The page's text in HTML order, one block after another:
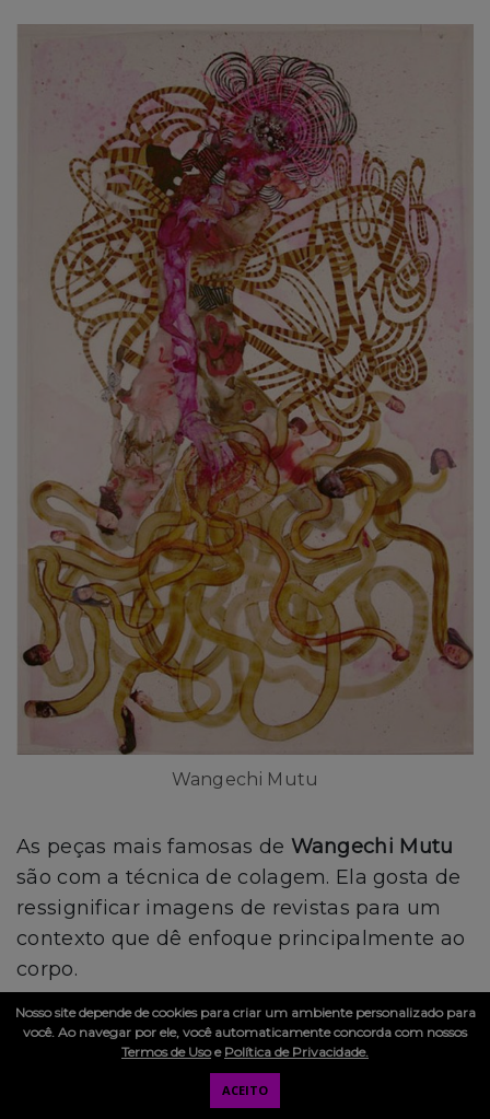
Wangechi Mutu
As peças mais famosas de Wangechi Mutu
são com a técnica de colagem. Ela gosta de
ressignificar imagens de revistas para um
contexto que dê enfoque principalmente ao
corpo.
A artista queniana contou ao New York
Times recentemente que seu trabalho é
uma espécie de terapia: “Meu trabalho é
Nosso site depende de cookies para criar um ambiente personalizado para
você. Ao navegar por ele, você automaticamente concorda com nossos
Termos de Usoe Política de Privacidade.
ACEITO